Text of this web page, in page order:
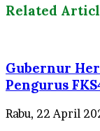
Related
Gubernur
Pengurus
Rabu, 22 April